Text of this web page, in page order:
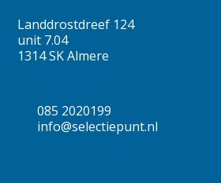
Landdrostdreef 124
unit 7.04
1314 SK Almere
085 2020199
info@selectiepunt.nl